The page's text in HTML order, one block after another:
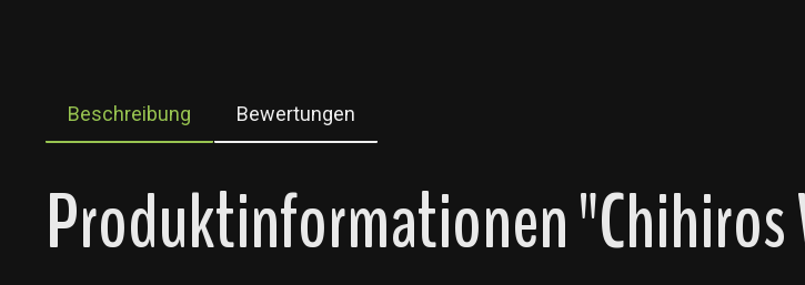
Beschreibung Bewertungen
Produktinformationen "Chihiros